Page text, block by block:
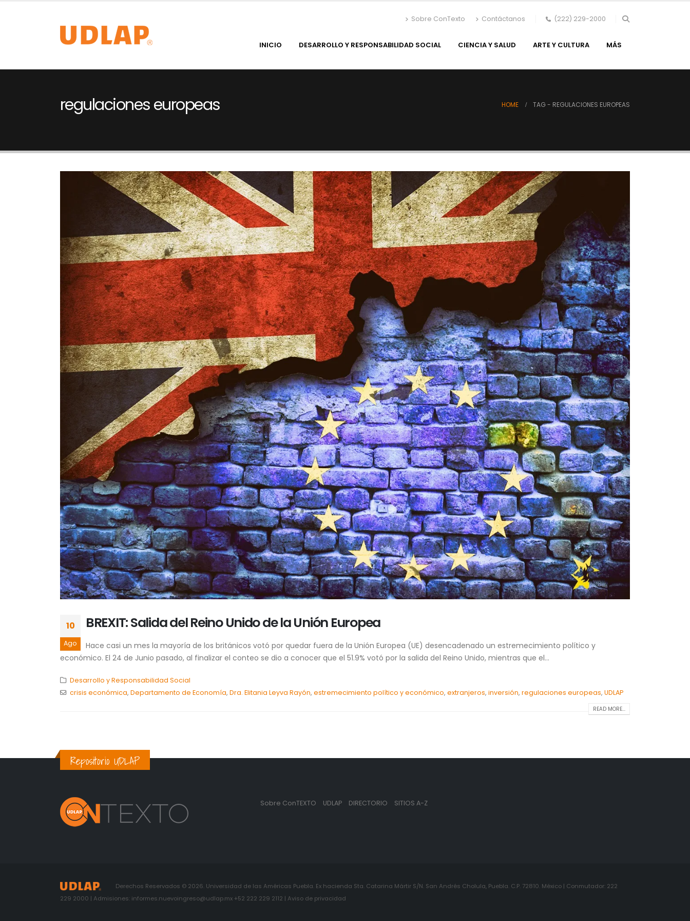
Sobre ConTexto Contáctanos (222) 229-2000
INICIO DESARROLLO Y RESPONSABILIDAD SOCIAL CIENCIA Y SALUD ARTE Y CULTURA MÁS
regulaciones europeas HOME TAG - REGULACIONES EUROPEAS
10
Ago
BREXIT: Salida del Reino Unido de la Unión Europea
Hace casi un mes la mayoría de los británicos votó por quedar fuera de la Unión Europea (UE) desencadenado un estremecimiento político y
económico. El 24 de Junio pasado, al finalizar el conteo se dio a conocer que el 51.9% votó por la salida del Reino Unido, mientras que el...
Desarrollo y Responsabilidad Social
crisis económica, Departamento de Economía, Dra. Elitania Leyva Rayón, estremecimiento político y económico, extranjeros, inversión, regulaciones europeas, UDLAP
READ MORE...
Repositorio UDLAP
Sobre ConTEXTO UDLAP DIRECTORIO SITIOS A-Z
Derechos Reservados © 2026. Universidad de las Américas Puebla. Ex hacienda Sta. Catarina Mártir S/N. San Andrés Cholula, Puebla. C.P. 72810. México | Conmutador: 222
229 2000 | Admisiones: informes.nuevoingreso@udlap.mx +52 222 229 2112 | Aviso de privacidad